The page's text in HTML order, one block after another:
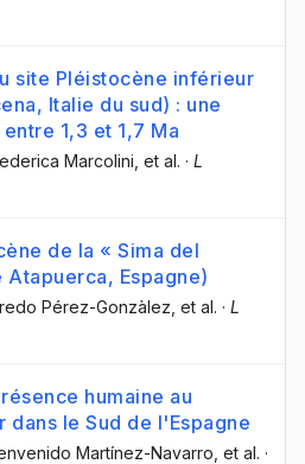
site Pléistocène inférieur
Italie du sud) : une
1,3 et 1,7 Ma
Marcolini , et al. · L
de la « Sima del
Espagne)
Pérez-Gonzàlez , et al. · L
humaine au
le Sud de l'Espagne
Martínez-Navarro , et al. ·